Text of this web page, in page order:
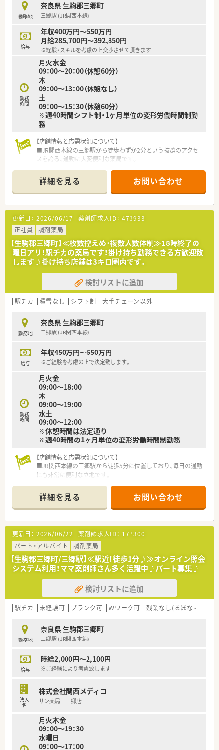
＼ こんな方におすすめ！ ／
★働く女性に優しい会社で働きたい方
★大人数の環境が苦手な方
勤務地
奈良県 生駒郡三郷町
三郷駅 (JR関西本線)
給与
年収400万円～550万円
月給285,700円～392,850円
※経験・スキルを考慮の上交渉させて頂きます
勤務
時間
月火水金
09：00～20：00（休憩60分）
木
09：00～13：00（休憩なし）
土
09：00～15：30（休憩60分）
※週40時間シフト制・1ヶ月単位の変形労働時間制勤
務
【店舗情報と応需状況について】
■JR関西本線の三郷駅から徒歩わずか2分という抜群のアクセ
スを誇る、通勤に大変便利な薬局です。
療にも積極的に取り組んでいます。
■1日の処方箋枚数は60～70枚で、現在は常勤薬剤師1名とパー
ト薬剤師2名、事務スタッフで運営しています。
【職場環境と雰囲気】
■一日あたりの処方箋枚数が少ないため、焦ることなく自分のペ
ースでじっくりと業務に取り組めます。
■地域に密着した店舗のため、顔なじみの患者様が多く、アット
ホームで温かい雰囲気が特徴です。
■急なお休みにも法人全体で対応できるヘルプ体制が整ってお
り、安心して働くことができる職場です。
【法人特徴について】
■奈良県内を中心に27店舗の調剤薬局を展開し、地域住民の健
康を支えている安定企業です。
色を活かした運営を尊重する社風です。
■充実したヘルプ体制が整っているため、組織全体で支え合いな
がら希望休も取得しやすい環境です。
詳細を見る お問い合わせ
更新日： 2026/06/17 薬剤師求人ID： 473933
正社員
調剤薬局
【生駒郡三郷町】≪枚数控えめ・複数人数体制≫18時終了の
曜日アリ！駅チカの薬局です！掛け持ち勤務できる方歓迎致
します♪掛け持ち店舗は3キロ圏内です。
検討リストに追加
駅チカ 積雪なし シフト制 大手チェーン以外
勤務地
奈良県 生駒郡三郷町
三郷駅 (JR関西本線)
給与
年収450万円～550万円
※ご経験を考慮の上で決定致します。
勤務
時間
月火金
09:00～18:00
木
09:00～19:00
水土
09:00～12:00
※休憩時間は法定通り
※週40時間の1ヶ月単位の変形労働時間制勤務
【店舗情報と応需状況について】
■JR関西本線の三郷駅から徒歩5分に位置しており、毎日の通勤
にも非常に便利な立地です。
枚から30枚の処方を扱います。
■薬剤師2名体制に加えて事務員2名が在籍しており、安定した
運営ができる職場環境です。
【想定される業務内容】
■主に処方箋に基づいた調剤業務や監査、患者様一人ひとりへの
服薬指導を担当します。
■事務作業は本部がサポートしてくれるため、薬剤師業務に専念
できる環境が整っています。
■門前医療機関との連携が深く、処方内容について密に確認でき
る体制で業務に従事します。
【職場環境と雰囲気】
■オシャレな内装や海外雑貨で飾られた店舗が多く、ストレスな
■本部がシフト作成を一括でおこなうなど、現場スタッフを支え
るバックアップ体制があります。
■ボトムアップを大切にする社風で、役職にとらわれず意見を出
【こんな方が活躍中】
存在として勤務しています。
■女性の働き方に理解がある環境で、子育て経験のある薬剤師も
多数活躍している職場です。
発揮したい方が活躍中です。
詳細を見る お問い合わせ
更新日： 2026/06/22 薬剤師求人ID： 177300
パート・アルバイト
調剤薬局
【生駒郡三郷町/三郷駅】≪駅近！徒歩1分♪≫オンライン照会
システム利用！ママ薬剤師さん多く活躍中♪パート募集♪
検討リストに追加
駅チカ 未経験可 ブランク可 Ｗワーク可 残業なし(ほぼなし含む)
勤務地
奈良県 生駒郡三郷町
三郷駅 (JR関西本線)
給与
時給2,000円～2,100円
※ご経験により考慮致します
法人
名
株式会社関西メディコ
サン薬局 三郷店
月火木金
09：00～19：30
水曜日
09：00～17：00